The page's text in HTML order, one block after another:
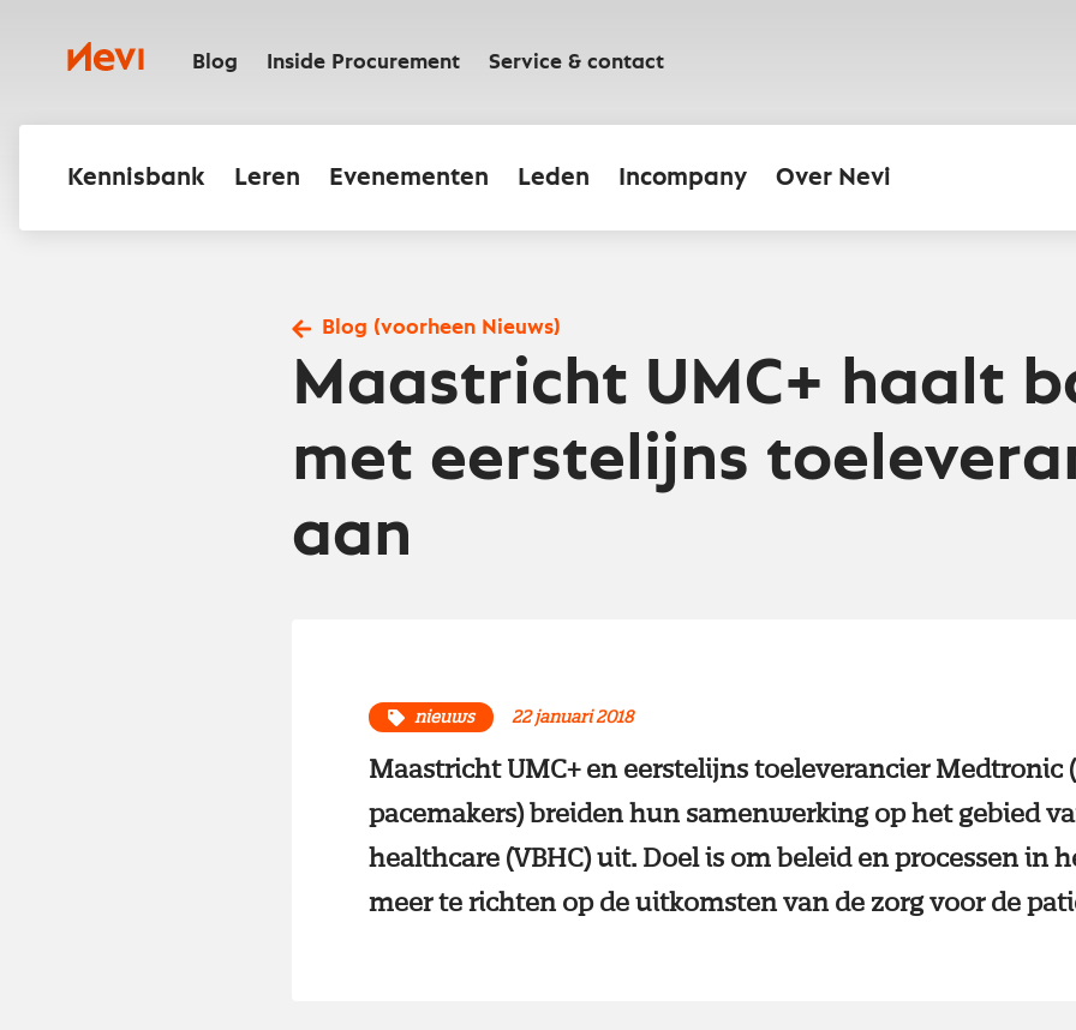
inhoudNevi Blog Inside Procurement Service & contact
Kennisbank Leren Evenementen Leden Incompany Over Nevi
Blog (voorheen Nieuws)
Maastricht UMC+ haalt
met eerstelijns
aan
nieuws 22 januari 2018
Maastricht UMC+ en eerstelijns toeleverancier Medtronic
pacemakers) breiden hun samenwerking op het gebied
healthcare (VBHC) uit. Doel is om beleid en processen in
meer te richten op de uitkomsten van de zorg voor de